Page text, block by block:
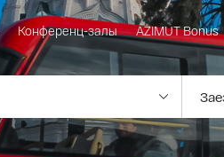
Конференц-залы AZIMUT Bonus